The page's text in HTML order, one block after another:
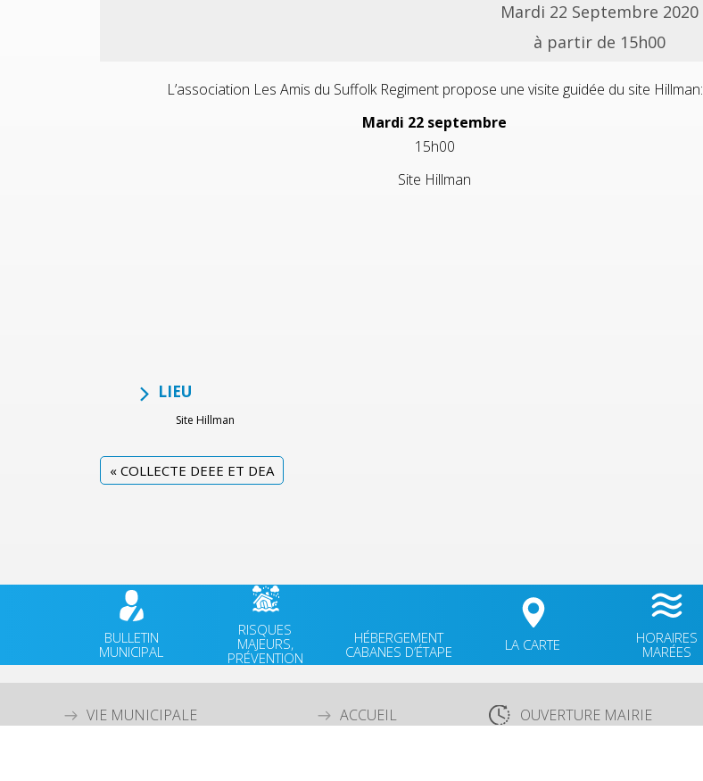
Mardi 22 Septembre 2020
à partir de 15h00
L’association Les Amis du Suffolk Regiment propose une visite guidée du site Hillman:
Mardi 22 septembre
15h00
Site Hillman
LIEU
Site Hillman
« COLLECTE DEEE ET DEA
BULLETIN
MUNICIPAL
RISQUES
MAJEURS,
PRÉVENTION
HÉBERGEMENT
CABANES D’ÉTAPE
LA CARTE
HORAIRES
MARÉES
VIE MUNICIPALE
ACCUEIL
OUVERTURE MAIRIE